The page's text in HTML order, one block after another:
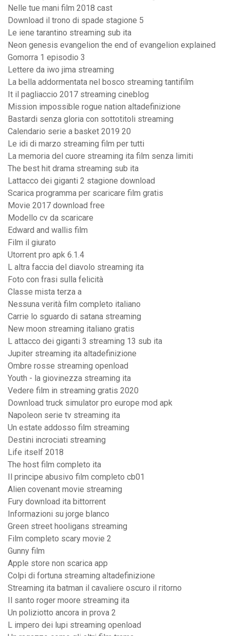
Nelle tue mani film 2018 cast
Download il trono di spade stagione 5
Le iene tarantino streaming sub ita
Neon genesis evangelion the end of evangelion explained
Gomorra 1 episodio 3
Lettere da iwo jima streaming
La bella addormentata nel bosco streaming tantifilm
It il pagliaccio 2017 streaming cineblog
Mission impossible rogue nation altadefinizione
Bastardi senza gloria con sottotitoli streaming
Calendario serie a basket 2019 20
Le idi di marzo streaming film per tutti
La memoria del cuore streaming ita film senza limiti
The best hit drama streaming sub ita
Lattacco dei giganti 2 stagione download
Scarica programma per scaricare film gratis
Movie 2017 download free
Modello cv da scaricare
Edward and wallis film
Film il giurato
Utorrent pro apk 6.1.4
L altra faccia del diavolo streaming ita
Foto con frasi sulla felicità
Classe mista terza a
Nessuna verità film completo italiano
Carrie lo sguardo di satana streaming
New moon streaming italiano gratis
L attacco dei giganti 3 streaming 13 sub ita
Jupiter streaming ita altadefinizione
Ombre rosse streaming openload
Youth - la giovinezza streaming ita
Vedere film in streaming gratis 2020
Download truck simulator pro europe mod apk
Napoleon serie tv streaming ita
Un estate addosso film streaming
Destini incrociati streaming
Life itself 2018
The host film completo ita
Il principe abusivo film completo cb01
Alien covenant movie streaming
Fury download ita bittorrent
Informazioni su jorge blanco
Green street hooligans streaming
Film completo scary movie 2
Gunny film
Apple store non scarica app
Colpi di fortuna streaming altadefinizione
Streaming ita batman il cavaliere oscuro il ritorno
Il santo roger moore streaming ita
Un poliziotto ancora in prova 2
L impero dei lupi streaming openload